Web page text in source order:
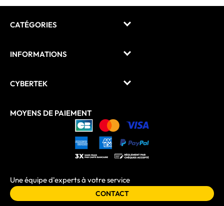
CATÉGORIES
INFORMATIONS
CYBERTEK
MOYENS DE PAIEMENT
Une équipe d'experts à votre service
CONTACT